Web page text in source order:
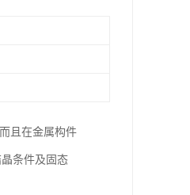
且在金属构件
条件及固态